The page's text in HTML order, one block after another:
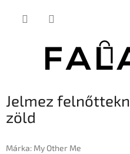
Jelmez
zöld
Márka: My Other Me